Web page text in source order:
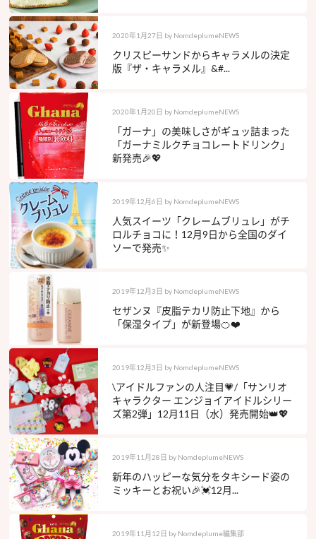
2020年1月27日 by NomdeplumeNEWS
クリスピーサンドからキャラメルの決定
版『ザ・キャラメル』&#...
2020年1月20日 by NomdeplumeNEWS
「ガーナ」の美味しさがギュッ詰まった
「ガーナミルクチョコレートドリンク」
新発売🎉💖
2019年12月6日 by NomdeplumeNEWS
人気スイーツ「クレームブリュレ」がチ
ロルチョコに！12月9日から全国のダイ
ソーで発売✨
2019年12月3日 by NomdeplumeNEWS
セザンヌ『皮脂テカリ防止下地』から
「保湿タイプ」が新登場🍊❤️
2019年12月3日 by NomdeplumeNEWS
\アイドルファンの人注目💗/「サンリオ
キャラクター エンジョイアイドルシリー
ズ第2弾」12月11日（水）発売開始👑💖
2019年11月28日 by NomdeplumeNEWS
新年のハッピーな気分をタキシード姿の
ミッキーとお祝い🎉💓12月...
2019年11月12日 by Nomdeplume編集部